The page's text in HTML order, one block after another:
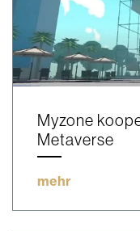
Myzone
Metaverse
mehr